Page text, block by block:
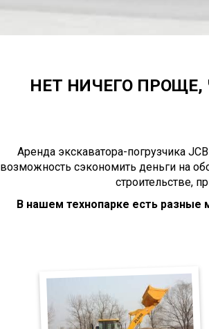
НЕТ НИЧЕГО ПРОЩЕ,
Аренда экскаватора-погрузчика
возможность сэкономить деньги на
строительстве,
В нашем технопарке есть